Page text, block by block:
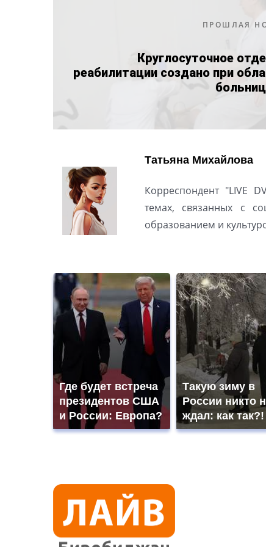
ПРОШЛАЯ
Круглосуточное
реабилитации создано при
Татьяна Михайлова
Корреспондент "LIVE
темах, связанных с
образованием и
Где будет встреча
президентов США
и России: Европа?
Такую зиму в
России никто
ждал: как так?!